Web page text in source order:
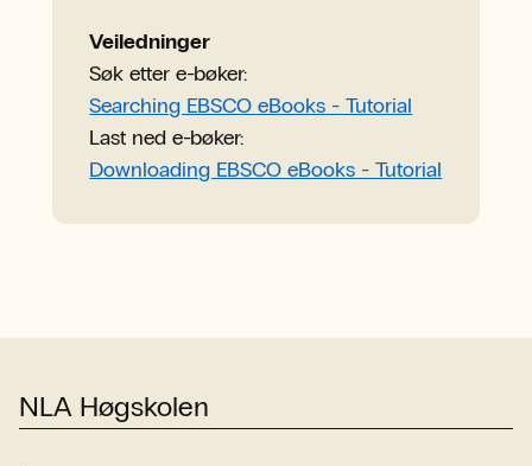
Veiledninger
Søk etter e-bøker:
Searching EBSCO eBooks - Tutorial
Last ned e-bøker:
Downloading EBSCO eBooks - Tutorial
NLA Høgskolen